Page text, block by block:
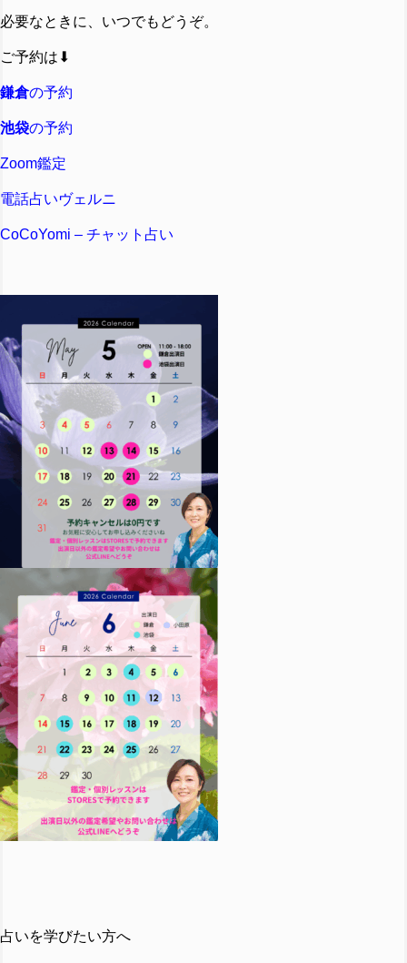
必要なときに、いつでもどうぞ。
ご予約は⬇︎
鎌倉の予約
池袋の予約
Zoom鑑定
電話占いヴェルニ
CoCoYomi – チャット占い
占いを学びたい方へ